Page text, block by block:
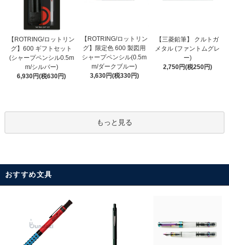
【ROTRING/ロットリン
グ】600 ギフトセット
(シャープペンシル0.5m
m/シルバー)
6,930円(税630円)
【ROTRING/ロットリン
グ】限定色 600 製図用
シャープペンシル(0.5m
m/ダークブルー)
3,630円(税330円)
【三菱鉛筆】 クルトガ
メタル (ファントムグレ
ー)
2,750円(税250円)
もっと見る
おすすめ文具